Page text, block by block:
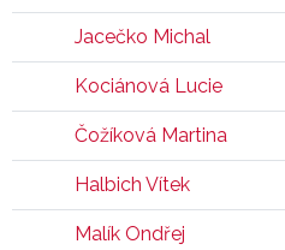
Jacečko Michal
Kociánová Lucie
Čožíková Martina
Halbich Vítek
Malík Ondřej